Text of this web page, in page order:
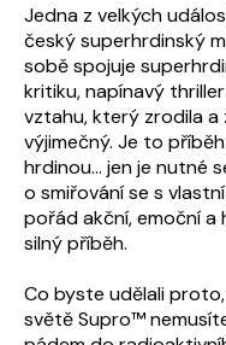
Jedna z velkých
český superhrdinský
sobě spojuje
kritiku, napínavý
vztahu, který zrodila
výjimečný. Je to
hrdinou… jen je nutné
o smiřování se s
pořád akční, emoční a
silný příběh.
Co byste udělali
světě Supro™